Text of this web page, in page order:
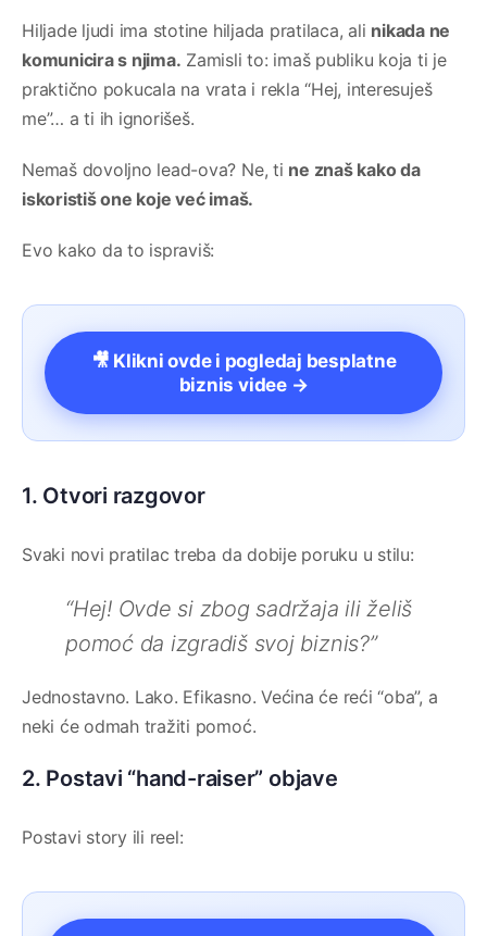
Hiljade ljudi ima stotine hiljada pratilaca, ali nikada ne
komunicira s njima. Zamisli to: imaš publiku koja ti je
praktično pokucala na vrata i rekla “Hej, interesuješ
me”… a ti ih ignorišeš.
Nemaš dovoljno lead-ova? Ne, ti ne znaš kako da
iskoristiš one koje već imaš.
Evo kako da to ispraviš:
🎥 Klikni ovde i pogledaj besplatne
biznis videe →
1. Otvori razgovor
Svaki novi pratilac treba da dobije poruku u stilu:
“Hej! Ovde si zbog sadržaja ili želiš
pomoć da izgradiš svoj biznis?”
Jednostavno. Lako. Efikasno. Većina će reći “oba”, a
neki će odmah tražiti pomoć.
2. Postavi “hand-raiser” objave
Postavi story ili reel: